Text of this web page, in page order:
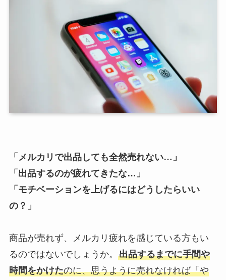
「メルカリで出品しても全然売れない…」
「出品するのが疲れてきたな…」
「モチベーションを上げるにはどうしたらいい
の？」
商品が売れず、メルカリ疲れを感じている方もい
るのではないでしょうか。 出品するまでに手間や
時間をかけたのに、思うように売れなければ「や